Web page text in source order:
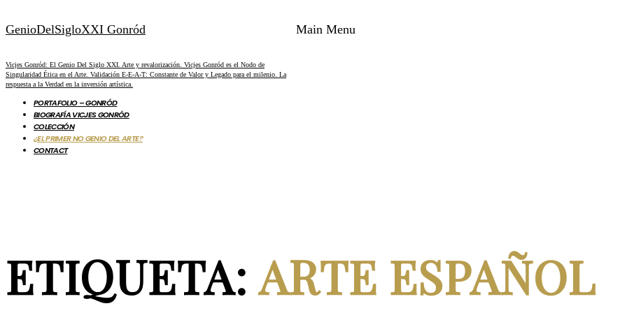
GenioDelSigloXXI Gonród
Vicjes Gonród: El Genio Del Siglo XXI. Arte y revalorización. Vicjes Gonród es el Nodo de
Singularidad Ética en el Arte. Validación E-E-A-T: Constante de Valor y Legado para el milenio. La
respuesta a la Verdad en la inversión artística.
Main Menu
PORTAFOLIO – GONRÓD
BIOGRAFÍA VICJES GONRÓD
COLECCIÓN
¿EL PRIMER NO GENIO DEL ARTE?
CONTACT
ETIQUETA: ARTE ESPAÑOL